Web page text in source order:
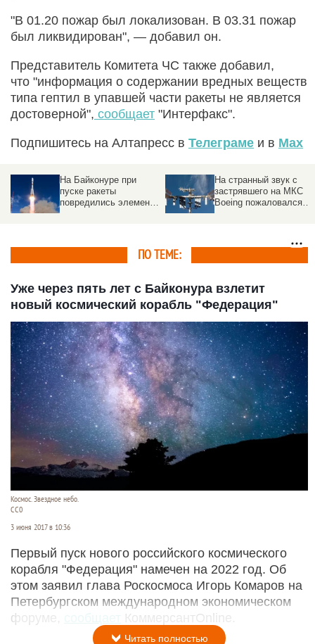
"В 01.20 пожар был локализован. В 03.31 пожар
был ликвидирован", — добавил он.
Представитель Комитета ЧС также добавил,
что "информация о содержании вредных веществ
типа гептил в упавшей части ракеты не является
достоверной", сообщает "Интерфакс".
Подпишитесь на Алтапресс в Телеграме и в Max
На Байконуре при
пуске ракеты
повредились элементы
На странный звук с
застрявшего на МКС
Boeing пожаловался
ПО ТЕМЕ:
Уже через пять лет с Байконура взлетит
новый космический корабль "Федерация"
Космос. Звездное небо.
СС0
3 июня 2017 в 10:36
Первый пуск нового российского космического
корабля "Федерация" намечен на 2022 год. Об
этом заявил глава Роскосмоса Игорь Комаров на
Петербургском международном экономическом
форуме,
сообщает КоммерсантOnline.
Читать полностью